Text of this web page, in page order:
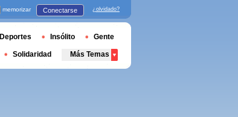
memorizar Conectarse ¿olvidado?
Deportes Insólito Gente
Solidaridad Más Temas